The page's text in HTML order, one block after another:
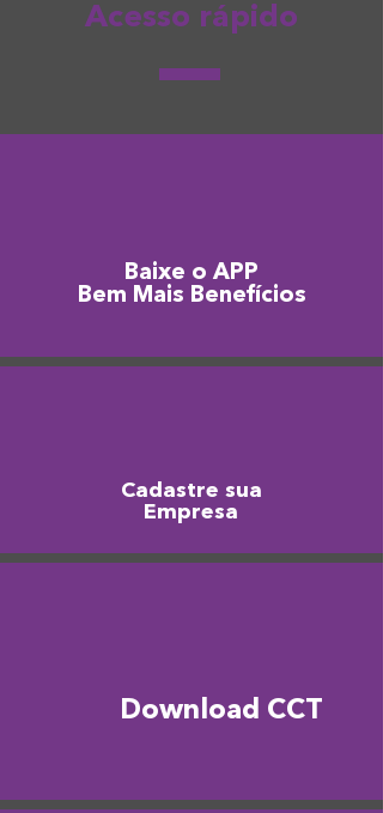
Acesso rápido
Baixe o APP
Bem Mais Benefícios
Cadastre sua
Empresa
Download CCT